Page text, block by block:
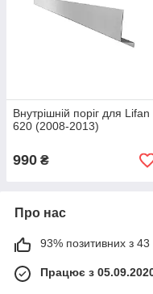
Внутрішній поріг для Lifan
620 (2008-2013)
990 ₴
Про нас
93% позитивних з 43
Працює з